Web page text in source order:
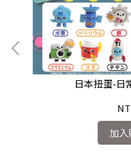
日本扭蛋-日
加